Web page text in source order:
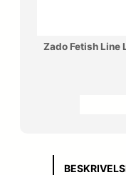
Zado Fetish Line